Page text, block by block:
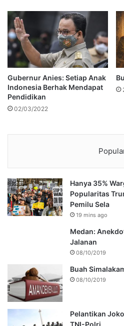
Gubernur Anies: Setiap Anak
Indonesia Berhak Mendapat
Pendidikan
02/03/2022
Hanya 35%
Popularitas
Pemilu Sela
19 mins ago
Medan:
Jalanan
08/10/2019
Buah
08/10/2019
Pelantikan
TNI-Polri